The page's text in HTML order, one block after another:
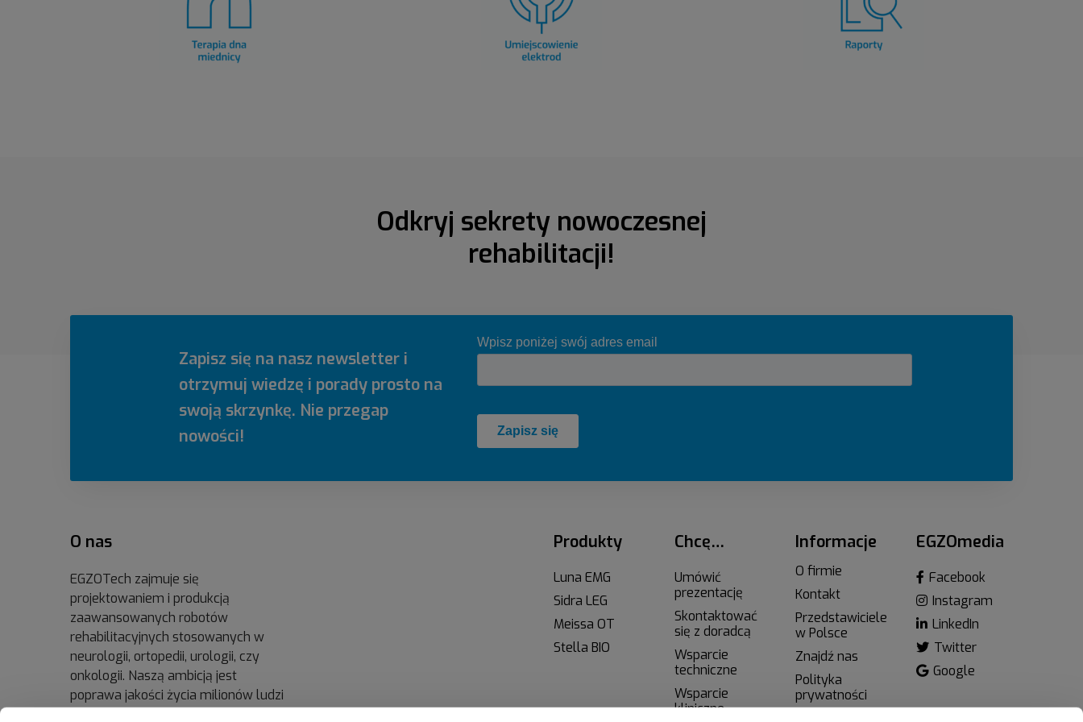
Odkryj sekrety nowoczesnej
rehabilitacji!
Zapisz się na nasz newsletter i
otrzymuj wiedzę i porady prosto na
swoją skrzynkę. Nie przegap
nowości!
O nas
EGZOTech zajmuje się
projektowaniem i produkcją
zaawansowanych robotów
rehabilitacyjnych stosowanych w
neurologii, ortopedii, urologii, czy
onkologii. Naszą ambicją jest
poprawa jakości życia milionów ludzi
Produkty
Luna EMG
Sidra LEG
Meissa OT
Stella BIO
Chcę…
Umówić
prezentację
Skontaktować
się z doradcą
Wsparcie
techniczne
Wsparcie
kliniczne
Informacje
O firmie
Kontakt
Przedstawiciele
w Polsce
Znajdź nas
Polityka
prywatności
EGZOmedia
Facebook
Instagram
LinkedIn
Twitter
Google